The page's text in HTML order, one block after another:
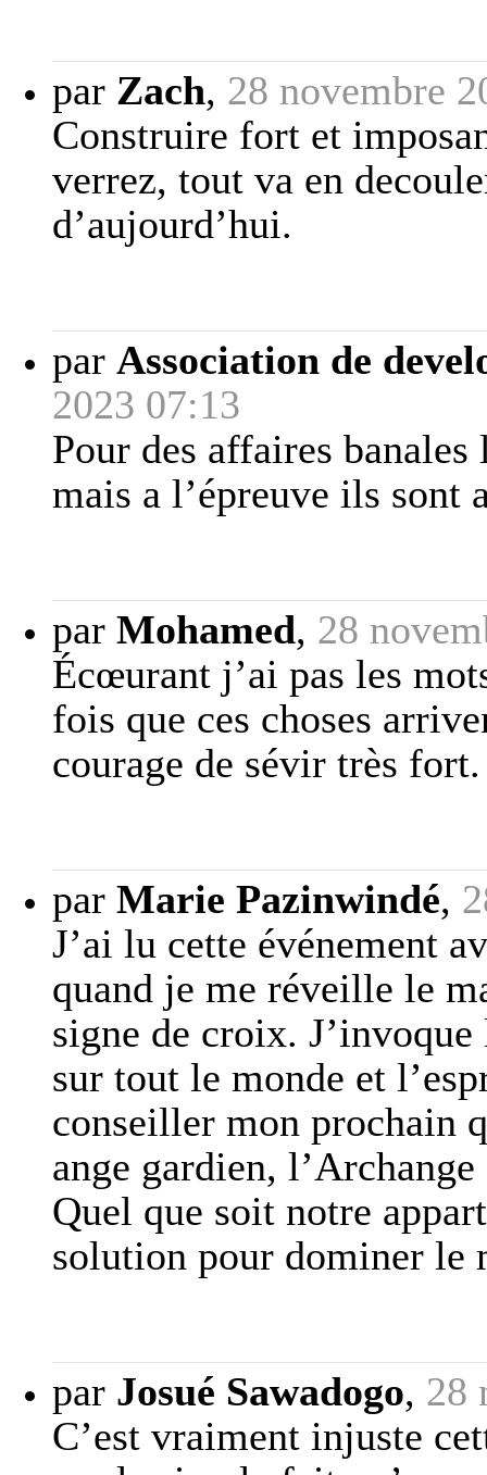
par Zach, 28 novembre
Construire fort et
verrez, tout va en
d’aujourd’hui.
par Association de
2023 07:13
Pour des affaires
mais a l’épreuve ils sont
par Mohamed, 28
Écœurant j’ai pas les
fois que ces choses
courage de sévir très
par Marie Pazinwindé,
J’ai lu cette événement
quand je me réveille le
signe de croix.
sur tout le monde et
conseiller mon prochain
ange gardien,
Quel que soit notre
solution pour dominer le
par Josué Sawadogo, 28
C’est vraiment injuste